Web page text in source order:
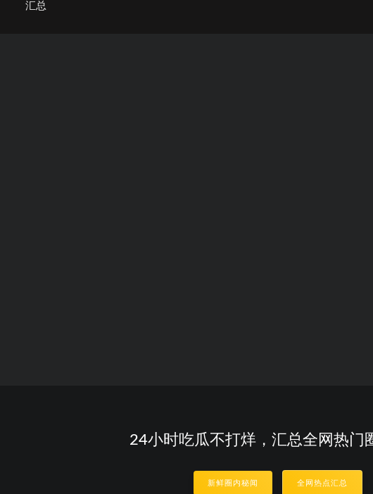
汇总
24小时吃瓜不打烊，汇总全网热门
新鲜圈内秘闻 全网热点汇总